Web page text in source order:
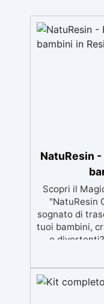
NatuResin
Scopri il
"NatuResin
sognato di
tuoi bambini,
e
Bambini",
è pensato
creare